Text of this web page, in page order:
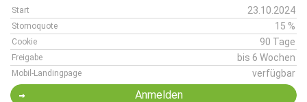
Start 23.10.2024
Stornoquote 15 %
Cookie 90 Tage
Freigabe bis 6 Wochen
Mobil-Landingpage verfügbar
Anmelden